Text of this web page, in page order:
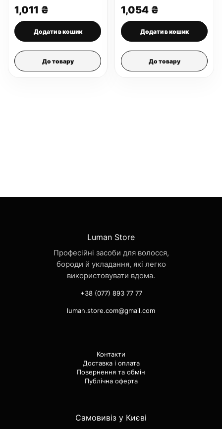
1,011 ₴
Додати в кошик
До товару
1,054 ₴
Додати в кошик
До товару
Luman Store
Професійні засоби для волосся,
бороди й укладання, які легко
використовувати вдома.
+38 (077) 893 77 77
luman.store.com@gmail.com
Контакти
Доставка і оплата
Повернення та обмін
Публічна оферта
Самовивіз у Києві